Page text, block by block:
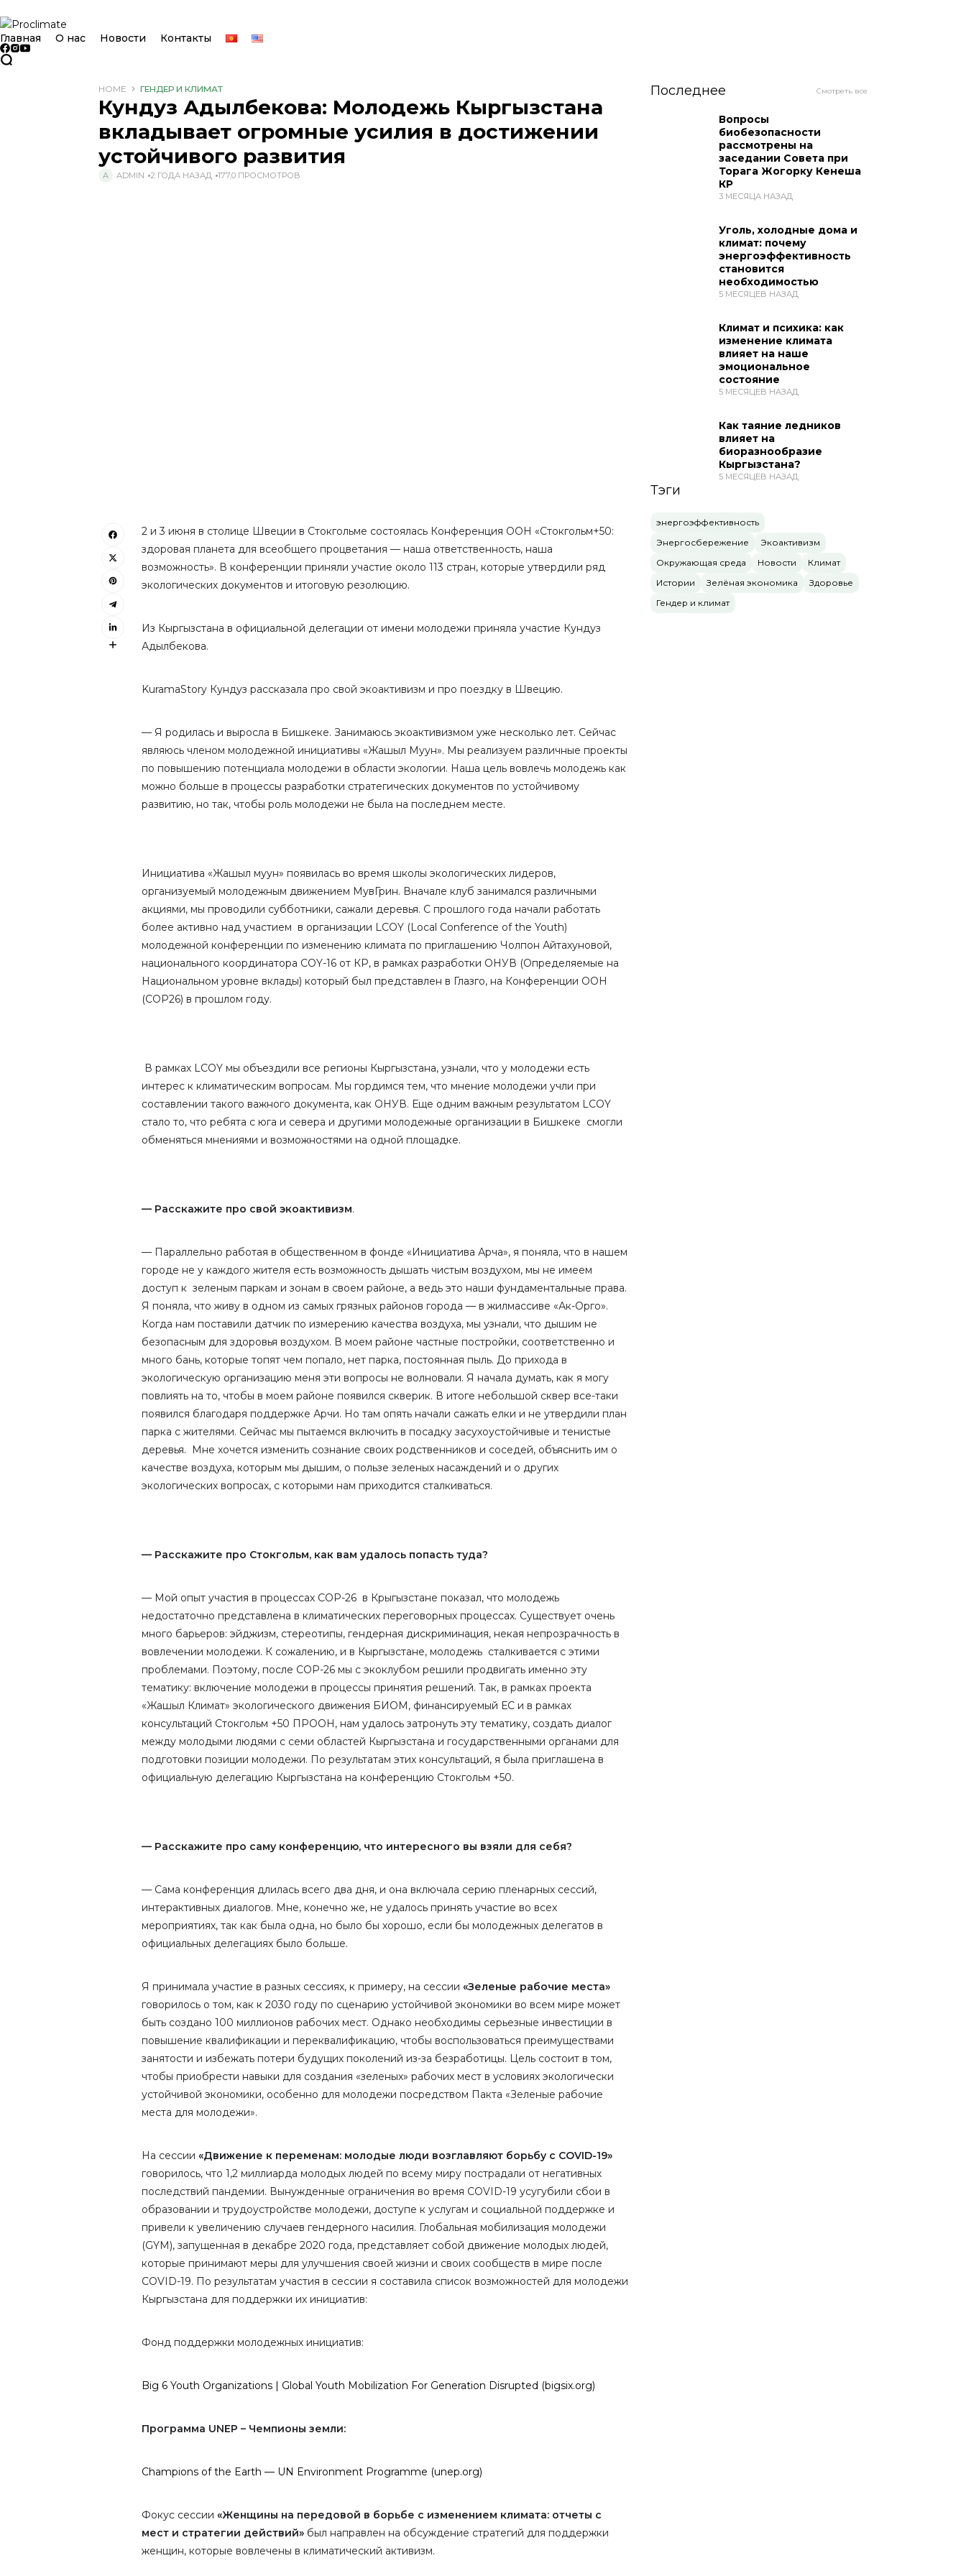
Главная О нас Новости Контакты
HOME ГЕНДЕР И КЛИМАТ
Кундуз Адылбекова: Молодежь Кыргызстана
вкладывает огромные усилия в достижении
устойчивого развития
ADMIN 2 ГОДА НАЗАД 177,0 ПРОСМОТРОВ
2 и 3 июня в столице Швеции в Стокгольме состоялась Конференция ООН «Стокгольм+50:
здоровая планета для всеобщего процветания — наша ответственность, наша
возможность». В конференции приняли участие около 113 стран, которые утвердили ряд
экологических документов и итоговую резолюцию.
Из Кыргызстана в официальной делегации от имени молодежи приняла участие Кундуз
Адылбекова.
KuramaStory Кундуз рассказала про свой экоактивизм и про поездку в Швецию.
— Я родилась и выросла в Бишкеке. Занимаюсь экоактивизмом уже несколько лет. Сейчас
являюсь членом молодежной инициативы «Жашыл Муун». Мы реализуем различные проекты
по повышению потенциала молодежи в области экологии. Наша цель вовлечь молодежь как
можно больше в процессы разработки стратегических документов по устойчивому
развитию, но так, чтобы роль молодежи не была на последнем месте.
Инициатива «Жашыл муун» появилась во время школы экологических лидеров,
организуемый молодежным движением МувГрин. Вначале клуб занимался различными
акциями, мы проводили субботники, сажали деревья. С прошлого года начали работать
более активно над участием в организации LCOY (Local Conference of the Youth)
молодежной конференции по изменению климата по приглашению Чолпон Айтахуновой,
национального координатора COY-16 от КР, в рамках разработки ОНУВ (Определяемые на
Национальном уровне вклады) который был представлен в Глазго, на Конференции ООН
(COP26) в прошлом году.
В рамках LCOY мы объездили все регионы Кыргызстана, узнали, что у молодежи есть
интерес к климатическим вопросам. Мы гордимся тем, что мнение молодежи учли при
составлении такого важного документа, как ОНУВ. Еще одним важным результатом LCOY
стало то, что ребята с юга и севера и другими молодежные организации в Бишкеке смогли
обменяться мнениями и возможностями на одной площадке.
— Расскажите про свой экоактивизм.
— Параллельно работая в общественном в фонде «Инициатива Арча», я поняла, что в нашем
городе не у каждого жителя есть возможность дышать чистым воздухом, мы не имеем
доступ к зеленым паркам и зонам в своем районе, а ведь это наши фундаментальные права.
Я поняла, что живу в одном из самых грязных районов города — в жилмассиве «Ак-Орго».
Когда нам поставили датчик по измерению качества воздуха, мы узнали, что дышим не
безопасным для здоровья воздухом. В моем районе частные постройки, соответственно и
много бань, которые топят чем попало, нет парка, постоянная пыль. До прихода в
экологическую организацию меня эти вопросы не волновали. Я начала думать, как я могу
повлиять на то, чтобы в моем районе появился скверик. В итоге небольшой сквер все-таки
появился благодаря поддержке Арчи. Но там опять начали сажать елки и не утвердили план
парка с жителями. Сейчас мы пытаемся включить в посадку засухоустойчивые и тенистые
деревья. Мне хочется изменить сознание своих родственников и соседей, объяснить им о
качестве воздуха, которым мы дышим, о пользе зеленых насаждений и о других
экологических вопросах, с которыми нам приходится сталкиваться.
— Расскажите про Стокгольм, как вам удалось попасть туда?
— Мой опыт участия в процессах COP-26 в Крыгызстане показал, что молодежь
недостаточно представлена в климатических переговорных процессах. Существует очень
много барьеров: эйджизм, стереотипы, гендерная дискриминация, некая непрозрачность в
вовлечении молодежи. К сожалению, и в Кыргызстане, молодежь сталкивается с этими
проблемами. Поэтому, после COP-26 мы с экоклубом решили продвигать именно эту
тематику: включение молодежи в процессы принятия решений. Так, в рамках проекта
«Жашыл Климат» экологического движения БИОМ, финансируемый ЕС и в рамках
консультаций Стокгольм +50 ПРООН, нам удалось затронуть эту тематику, создать диалог
между молодыми людями с семи областей Кыргызстана и государственными органами для
подготовки позиции молодежи. По результатам этих консультаций, я была приглашена в
официальную делегацию Кыргызстана на конференцию Стокгольм +50.
— Расскажите про саму конференцию, что интересного вы взяли для себя?
— Сама конференция длилась всего два дня, и она включала серию пленарных сессий,
интерактивных диалогов. Мне, конечно же, не удалось принять участие во всех
мероприятиях, так как была одна, но было бы хорошо, если бы молодежных делегатов в
официальных делегациях было больше.
Я принимала участие в разных сессиях, к примеру, на сессии «Зеленые рабочие места»
говорилось о том, как к 2030 году по сценарию устойчивой экономики во всем мире может
быть создано 100 миллионов рабочих мест. Однако необходимы серьезные инвестиции в
повышение квалификации и переквалификацию, чтобы воспользоваться преимуществами
занятости и избежать потери будущих поколений из-за безработицы. Цель состоит в том,
чтобы приобрести навыки для создания «зеленых» рабочих мест в условиях экологически
устойчивой экономики, особенно для молодежи посредством Пакта «Зеленые рабочие
места для молодежи».
На сессии «Движение к переменам: молодые люди возглавляют борьбу с COVID-19»
говорилось, что 1,2 миллиарда молодых людей по всему миру пострадали от негативных
последствий пандемии. Вынужденные ограничения во время COVID-19 усугубили сбои в
образовании и трудоустройстве молодежи, доступе к услугам и социальной поддержке и
привели к увеличению случаев гендерного насилия. Глобальная мобилизация молодежи
(GYM), запущенная в декабре 2020 года, представляет собой движение молодых людей,
которые принимают меры для улучшения своей жизни и своих сообществ в мире после
COVID-19. По результатам участия в сессии я составила список возможностей для молодежи
Кыргызстана для поддержки их инициатив:
Фонд поддержки молодежных инициатив:
Big 6 Youth Organizations | Global Youth Mobilization For Generation Disrupted (bigsix.org)
Программа UNEP – Чемпионы земли:
Champions of the Earth — UN Environment Programme (unep.org)
Фокус сессии «Женщины на передовой в борьбе с изменением климата: отчеты с
мест и стратегии действий» был направлен на обсуждение стратегий для поддержки
женщин, которые вовлечены в климатический активизм.
Последнее Смотреть все
Вопросы
биобезопасности
рассмотрены на
заседании Совета при
Торага Жогорку Кенеша
КР
3 МЕСЯЦА НАЗАД
Уголь, холодные дома и
климат: почему
энергоэффективность
становится
необходимостью
5 МЕСЯЦЕВ НАЗАД
Климат и психика: как
изменение климата
влияет на наше
эмоциональное
состояние
5 МЕСЯЦЕВ НАЗАД
Как таяние ледников
влияет на
биоразнообразие
Кыргызстана?
5 МЕСЯЦЕВ НАЗАД
Тэги
энергоэффективность
Энергосбережение
Экоактивизм
Окружающая среда
Новости
Климат
Истории
Зелёная экономика
Здоровье
Гендер и климат